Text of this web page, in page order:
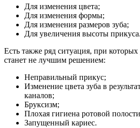
Для изменения цвета;
Для изменения формы;
Для изменения размеров зуба;
Для увеличения высоты прикуса.
Есть также ряд ситуация, при
станет не лучшим решением:
Неправильный прикус;
Изменение цвета зуба в
каналов;
Бруксизм;
Плохая гигиена ротовой
Запущенный кариес.